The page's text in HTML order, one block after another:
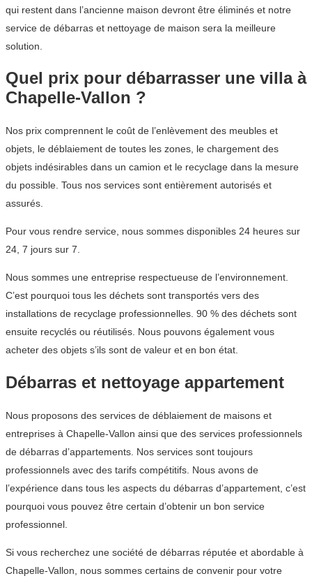
qui restent dans l’ancienne maison devront être éliminés et notre
service de débarras et nettoyage de maison sera la meilleure
solution.
Quel prix pour débarrasser une villa à
Chapelle-Vallon ?
Nos prix comprennent le coût de l’enlèvement des meubles et
objets, le déblaiement de toutes les zones, le chargement des
objets indésirables dans un camion et le recyclage dans la mesure
du possible. Tous nos services sont entièrement autorisés et
assurés.
Pour vous rendre service, nous sommes disponibles 24 heures sur
24, 7 jours sur 7.
Nous sommes une entreprise respectueuse de l’environnement.
C’est pourquoi tous les déchets sont transportés vers des
installations de recyclage professionnelles. 90 % des déchets sont
ensuite recyclés ou réutilisés. Nous pouvons également vous
acheter des objets s’ils sont de valeur et en bon état.
Débarras et nettoyage appartement
Nous proposons des services de déblaiement de maisons et
entreprises à Chapelle-Vallon ainsi que des services professionnels
de débarras d’appartements. Nos services sont toujours
professionnels avec des tarifs compétitifs. Nous avons de
l’expérience dans tous les aspects du débarras d’appartement, c’est
pourquoi vous pouvez être certain d’obtenir un bon service
professionnel.
Si vous recherchez une société de débarras réputée et abordable à
Chapelle-Vallon, nous sommes certains de convenir pour votre